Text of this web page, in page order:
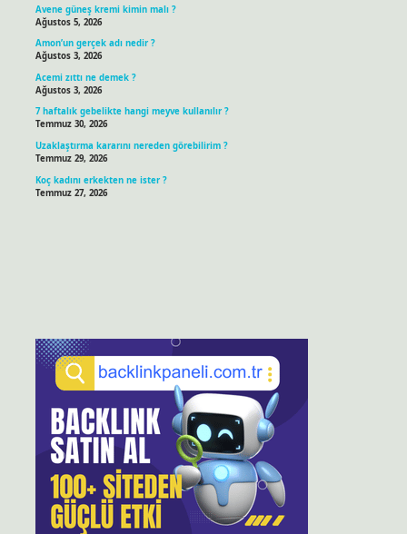
Avene güneş kremi kimin malı ?
Ağustos 5, 2026
Amon’un gerçek adı nedir ?
Ağustos 3, 2026
Acemi zıttı ne demek ?
Ağustos 3, 2026
7 haftalık gebelikte hangi meyve kullanılır ?
Temmuz 30, 2026
Uzaklaştırma kararını nereden görebilirim ?
Temmuz 29, 2026
Koç kadını erkekten ne ister ?
Temmuz 27, 2026